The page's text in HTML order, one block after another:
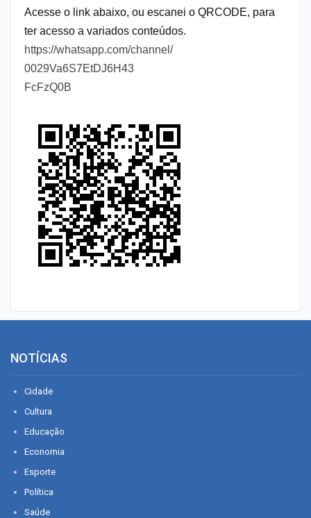
Acesse o link abaixo, ou escanei o QRCODE, para
ter acesso a variados conteúdos.
https://whatsapp.com/channel/
0029Va6S7EtDJ6H43
FcFzQ0B
NOTÍCIAS
Cidade
Cultura
Educação
Economia
Esporte
Política
Saúde